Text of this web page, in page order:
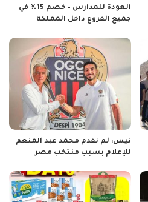
العودة للمدارس – خصم 15% في
جميع الفروع داخل المملكة
نيس: لم نقدم محمد عبد المنعم
للإعلام بسبب منتخب مصر